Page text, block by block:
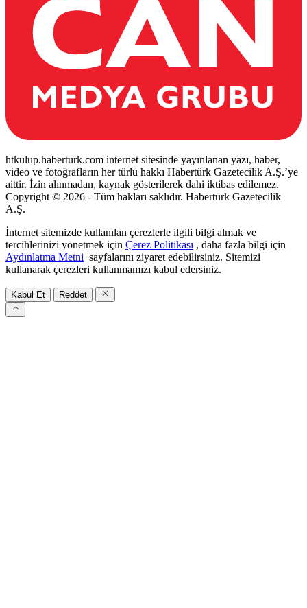
htkulup.haberturk.com internet sitesinde yayınlanan yazı, haber,
video ve fotoğrafların her türlü hakkı Habertürk Gazetecilik A.Ş.’ye
aittir. İzin alınmadan, kaynak gösterilerek dahi iktibas edilemez.
Copyright © 2026 - Tüm hakları saklıdır. Habertürk Gazetecilik
A.Ş.
İnternet sitemizde kullanılan çerezlerle ilgili bilgi almak ve
tercihlerinizi yönetmek için Çerez Politikası , daha fazla bilgi için
Aydınlatma Metni sayfalarını ziyaret edebilirsiniz. Sitemizi
kullanarak çerezleri kullanmamızı kabul edersiniz.
Kabul Et Reddet